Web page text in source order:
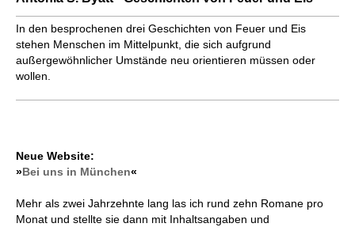
In den besprochenen drei Geschichten von Feuer und Eis
stehen Menschen im Mittelpunkt, die sich aufgrund
außergewöhnlicher Umstände neu orientieren müssen oder
wollen.
Neue Website:
»Bei uns in München«
Mehr als zwei Jahrzehnte lang las ich rund zehn Romane pro
Monat und stellte sie dann mit Inhaltsangaben und